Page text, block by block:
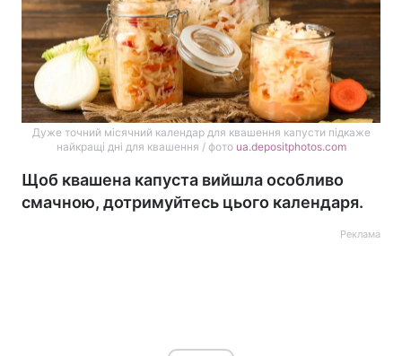
Дуже точний місячний календар для квашення капусти підкаже
найкращі дні для квашення / фото ua.depositphotos.com
Щоб квашена капуста вийшла особливо
смачною, дотримуйтесь цього календаря.
Реклама